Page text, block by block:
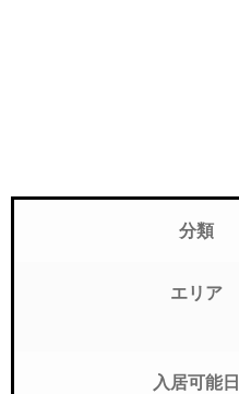
分類
エリア
入居可能日